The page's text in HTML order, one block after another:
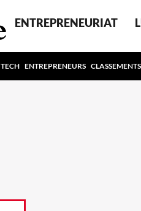
ENTREPRENEURIAT
TECH ENTREPRENEURS CLASSEMENTS